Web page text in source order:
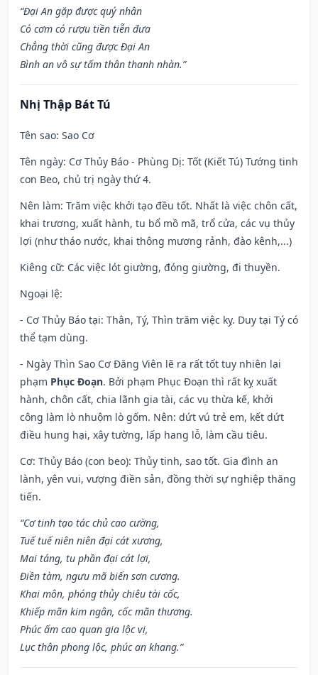
“Đại An gặp được quý nhân
Có cơm có rượu tiền tiễn đưa
Chẳng thời cũng được Đại An
Bình an vô sự tấm thân thanh nhàn.”
Nhị Thập Bát Tú
Tên sao: Sao Cơ
Tên ngày: Cơ Thủy Báo - Phùng Dị: Tốt (Kiết Tú) Tướng tinh
con Beo, chủ trị ngày thứ 4.
Nên làm: Trăm việc khởi tạo đều tốt. Nhất là việc chôn cất,
khai trương, xuất hành, tu bổ mồ mã, trổ cửa, các vụ thủy
lợi (như tháo nước, khai thông mương rảnh, đào kênh,...)
Kiêng cữ: Các việc lót giường, đóng giường, đi thuyền.
Ngoại lệ:
- Cơ Thủy Báo tại: Thân, Tý, Thìn trăm việc kỵ. Duy tại Tý có
thể tạm dùng.
- Ngày Thìn Sao Cơ Đăng Viên lẽ ra rất tốt tuy nhiên lại
phạm Phục Đoạn. Bởi phạm Phục Đoạn thì rất kỵ xuất
hành, chôn cất, chia lãnh gia tài, các vụ thừa kế, khởi
công làm lò nhuộm lò gốm. Nên: dứt vú trẻ em, kết dứt
điều hung hại, xây tường, lấp hang lỗ, làm cầu tiêu.
Cơ: Thủy Báo (con beo): Thủy tinh, sao tốt. Gia đình an
lành, yên vui, vượng điền sản, đồng thời sự nghiệp thăng
tiến.
“Cơ tinh tạo tác chủ cao cường,
Tuế tuế niên niên đại cát xương,
Mai táng, tu phần đại cát lợi,
Điền tàm, ngưu mã biến sơn cương.
Khai môn, phóng thủy chiêu tài cốc,
Khiếp mãn kim ngân, cốc mãn thương.
Phúc ấm cao quan gia lộc vị,
Lục thân phong lộc, phúc an khang.”